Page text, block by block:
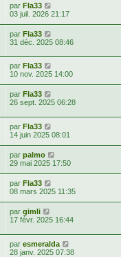
g
par Fla33
03 juil. 2026 21:17
par Fla33
31 déc. 2025 08:46
par Fla33
10 nov. 2025 14:00
par Fla33
26 sept. 2025 06:28
par Fla33
14 juin 2025 08:01
par palmo
29 mai 2025 17:50
par Fla33
08 mars 2025 11:35
par gimli
17 févr. 2025 16:44
par esmeralda
28 janv. 2025 07:38